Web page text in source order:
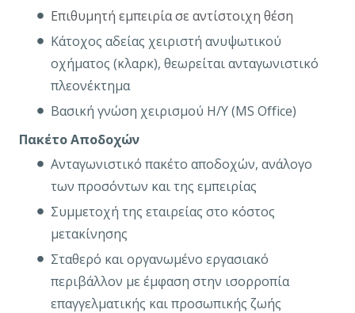
Επιθυμητή εμπειρία σε αντίστοιχη θέση
Κάτοχος αδείας χειριστή ανυψωτικού
οχήματος (κλαρκ), θεωρείται ανταγωνιστικό
πλεονέκτημα
Βασική γνώση χειρισμού Η/Υ (MS Office)
Πακέτο Αποδοχών
Ανταγωνιστικό πακέτο αποδοχών, ανάλογο
των προσόντων και της εμπειρίας
Συμμετοχή της εταιρείας στο κόστος
μετακίνησης
Σταθερό και οργανωμένο εργασιακό
περιβάλλον με έμφαση στην ισορροπία
επαγγελματικής και προσωπικής ζωής